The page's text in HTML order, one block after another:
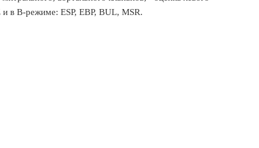
в B-режиме: ESP, EBP, BUL, MSR.